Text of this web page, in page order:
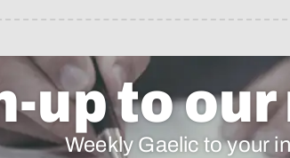
up to
Weekly Gaelic to your